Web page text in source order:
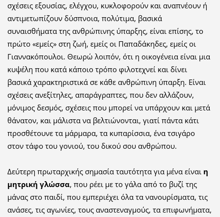
σχέσεις εξουσίας, ελέγχου, κυκλοφορούν και αναπνέουν ή
αντιμετωπίζουν δύσπνοια, πολύτιμα, βασικά
συναισθήματα της ανθρώπινης ύπαρξης, είναι επίσης, το
πρώτο «εμείς» στη ζωή, εμείς οι Παπαδάκηδες, εμείς οι
Γιαννακόπουλοι. Θεωρώ λοιπόν, ότι η οικογένεια είναι μια
κυψέλη που κατά κάποιο τρόπο φιλοτεχνεί και δίνει
βασικά χαρακτηριστικά σε κάθε ανθρώπινη ύπαρξη. Είναι
σχέσεις ανεξίτηλες, απαράγραπτες, που δεν αλλάζουν,
μόνιμος δεσμός, σχέσεις που μπορεί να υπάρχουν και μετά
θάνατον, και μάλιστα να βελτιώνονται, γιατί πάντα κάτι
προσθέτουνε τα μάρμαρα, τα κυπαρίσσια, ένα τσιγάρο
στον τάφο του γονιού, του δικού σου ανθρώπου.
Δεύτερη πρωταρχικής σημασία ταυτότητα για μένα είναι η
μητρική γλώσσα, που ρέει με το γάλα από το βυζί της
μάνας στο παιδί, που εμπεριέχει όλα τα νανουρίσματα, τις
ανάσες, τις αγωνίες, τους αναστεναγμούς, τα επιφωνήματα,